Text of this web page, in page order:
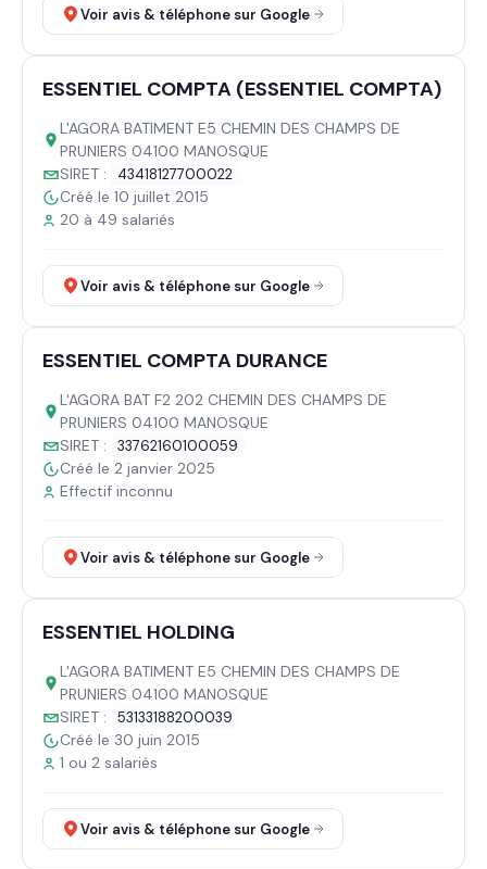
Voir avis & téléphone sur Google
ESSENTIEL COMPTA (ESSENTIEL COMPTA)
L'AGORA BATIMENT E5 CHEMIN DES CHAMPS DE
PRUNIERS 04100 MANOSQUE
SIRET :
43418127700022
Créé le 10 juillet 2015
20 à 49 salariés
Voir avis & téléphone sur Google
ESSENTIEL COMPTA DURANCE
L'AGORA BAT F2 202 CHEMIN DES CHAMPS DE
PRUNIERS 04100 MANOSQUE
SIRET :
33762160100059
Créé le 2 janvier 2025
Effectif inconnu
Voir avis & téléphone sur Google
ESSENTIEL HOLDING
L'AGORA BATIMENT E5 CHEMIN DES CHAMPS DE
PRUNIERS 04100 MANOSQUE
SIRET :
53133188200039
Créé le 30 juin 2015
1 ou 2 salariés
Voir avis & téléphone sur Google